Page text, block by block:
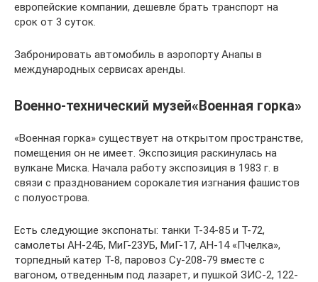
европейские компании, дешевле брать транспорт на
срок от 3 суток.
Забронировать автомобиль в аэропорту Анапы в
международных сервисах аренды.
Военно-технический музей«Военная горка»
«Военная горка» существует на открытом пространстве,
помещения он не имеет. Экспозиция раскинулась на
вулкане Миска. Начала работу экспозиция в 1983 г. в
связи с празднованием сорокалетия изгнания фашистов
с полуострова.
Есть следующие экспонаты: танки Т-34-85 и Т-72,
самолеты АН-24Б, МиГ-23УБ, МиГ-17, АН-14 «Пчелка»,
торпедный катер Т-8, паровоз Су-208-79 вместе с
вагоном, отведенным под лазарет, и пушкой ЗИС-2, 122-